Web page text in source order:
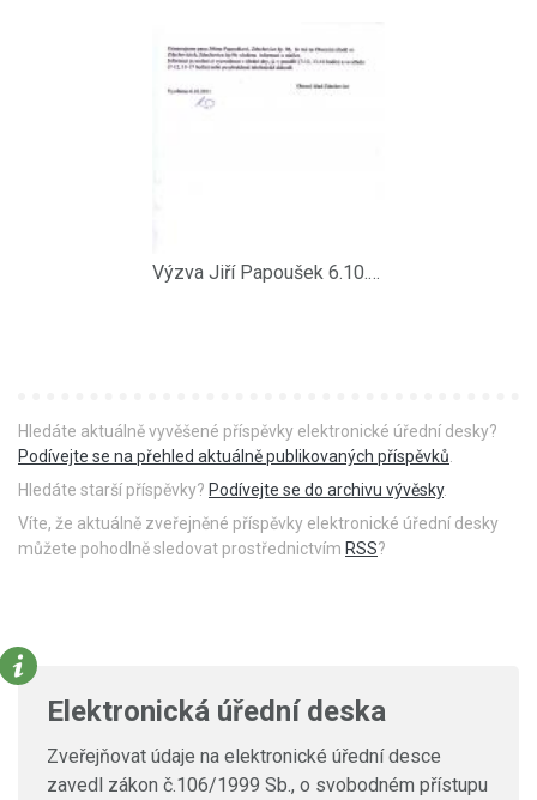
Výzva Jiří Papoušek 6.10.2011
Hledáte aktuálně vyvěšené příspěvky elektronické úřední desky?
Podívejte se na přehled aktuálně publikovaných příspěvků
Hledáte starší příspěvky? Podívejte se do archivu vývěsky.
Víte, že aktuálně zveřejněné příspěvky elektronické úřední desky
můžete pohodlně sledovat prostřednictvím RSS?
Elektronická úřední deska
Zveřejňovat údaje na elektronické úřední desce
zavedl zákon č.106/1999 Sb., o svobodném přístupu